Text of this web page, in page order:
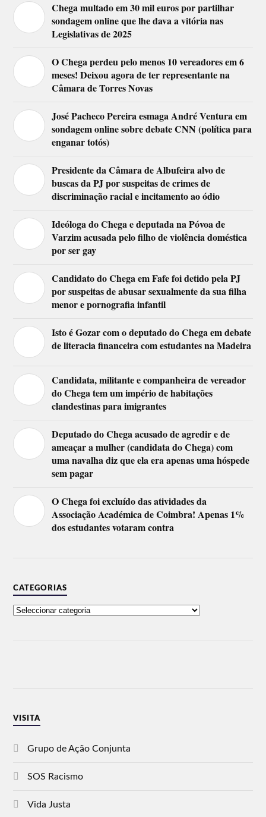
Chega multado em 30 mil euros por partilhar
sondagem online que lhe dava a vitória nas
Legislativas de 2025
O Chega perdeu pelo menos 10 vereadores em 6
meses! Deixou agora de ter representante na
Câmara de Torres Novas
José Pacheco Pereira esmaga André Ventura em
sondagem online sobre debate CNN (política para
enganar totós)
Presidente da Câmara de Albufeira alvo de
buscas da PJ por suspeitas de crimes de
discriminação racial e incitamento ao ódio
Ideóloga do Chega e deputada na Póvoa de
Varzim acusada pelo filho de violência doméstica
por ser gay
Candidato do Chega em Fafe foi detido pela PJ
por suspeitas de abusar sexualmente da sua filha
menor e pornografia infantil
Isto é Gozar com o deputado do Chega em debate
de literacia financeira com estudantes na Madeira
Candidata, militante e companheira de vereador
do Chega tem um império de habitações
clandestinas para imigrantes
Deputado do Chega acusado de agredir e de
ameaçar a mulher (candidata do Chega) com
uma navalha diz que ela era apenas uma hóspede
sem pagar
O Chega foi excluído das atividades da
Associação Académica de Coimbra! Apenas 1%
dos estudantes votaram contra
CATEGORIAS
VISITA
Grupo de Ação Conjunta
SOS Racismo
Vida Justa